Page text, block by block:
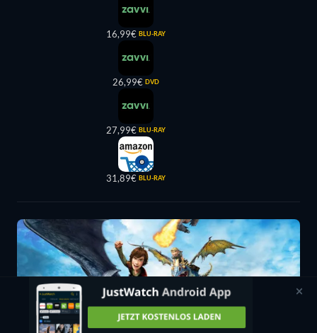
16,99€ BLU-RAY
26,99€ DVD
27,99€ BLU-RAY
31,89€ BLU-RAY